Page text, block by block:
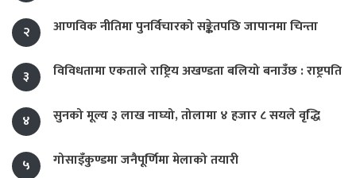
२ आणविक नीतिमा पुनर्विचारको सङ्केतपछि जापानमा चिन्ता
३ विविधतामा एकताले राष्ट्रिय अखण्डता बलियो बनाउँछ : राष्ट्रपति
४ सुनको मूल्य ३ लाख नाघ्यो, तोलामा ४ हजार ८ सयले वृद्धि
५ गोसाइँकुण्डमा जनैपूर्णिमा मेलाको तयारी